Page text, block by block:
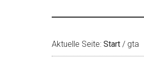
Aktuelle Seite: Start / gta